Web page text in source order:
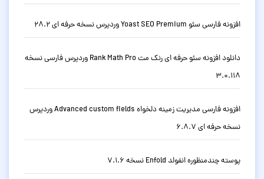
افزونه فارسی سئو Yoast SEO Premium وردپرس نسخه حرفه ای 28.2
دانلود افزونه سئو حرفه ای رنک مث Rank Math Pro وردپرس فارسی نسخه
3.0.118
افزونه فارسی مدیریت زمینه دلخواه Advanced custom fields وردپرس
نسخه حرفه ای 6.8.7
پوسته چندمنظوره انفولد Enfold نسخه 7.1.6